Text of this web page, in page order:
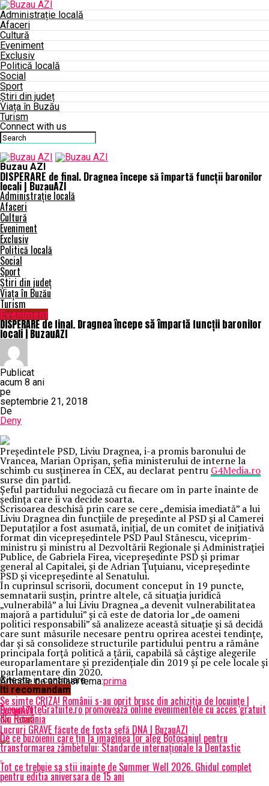
Administrație locală
Afaceri
Cultură
Eveniment
Exclusiv
Politică locală
Social
Sport
Știri din județ
Viața în Buzău
Turism
Connect with us
Buzau AZI
DISPERARE de final. Dragnea începe să împartă funcții baronilor
locali | BuzauAZI
Administrație locală
Afaceri
Cultură
Eveniment
Exclusiv
Politică locală
Social
Sport
Știri din județ
Viața în Buzău
Turism
Eveniment
DISPERARE de final. Dragnea începe să împartă funcții baronilor
locali | BuzauAZI
Publicat
acum 8 ani
pe
septembrie 21, 2018
De
Deny
Preşedintele PSD, Liviu Dragnea, i-a promis baronului de
Vrancea, Marian Oprişan, şefia ministerului de interne la
schimb cu susţinerea în CEX, au declarat pentru G4Media.ro
surse din partid.
Șeful partidului negociază cu fiecare om în parte înainte de
şedinţa care îi va decide soarta.
Scrisoarea deschisă prin care se cere „demisia imediată” a lui
Liviu Dragnea din funcţiile de preşedinte al PSD şi al Camerei
Deputaţilor a fost asumată, iniţial, de un comitet de iniţiativă
format din vicepreşedintele PSD Paul Stănescu, viceprim-
ministru şi ministru al Dezvoltării Regionale şi Administraţiei
Publice, de Gabriela Firea, vicepreşedinte PSD şi primar
general al Capitalei, şi de Adrian Ţuţuianu, vicepreşedinte
PSD şi vicepreşedinte al Senatului.
În cuprinsul scrisorii, document conceput în 19 puncte,
semnatarii susţin, printre altele, că situaţia juridică
„vulnerabilă” a lui Liviu Dragnea „a devenit vulnerabilitatea
majoră a partidului” şi că este de datoria lor „de oameni
politici responsabili” să analizeze această situaţie şi să decidă
care sunt măsurile necesare pentru oprirea acestei tendinţe,
dar şi să consolideze structurile partidului pentru a rămâne
principala forţă politică a ţării, capabilă să câştige alegerile
europarlamentare şi prezidenţiale din 2019 şi pe cele locale şi
parlamentare din 2020.
Articole pe aceiasi tema:prima
Urmatorul
Se simte CRIZA! Românii s-au oprit brusc din achiziția de locuințe |
BuzauAZI
Nu ratati
Lucruri GRAVE făcute de fosta șefă DNA | BuzauAZI
Citeste in continuare
Iti recomandam
EvenimenteGratuite.ro promovează online evenimentele cu acces gratuit
din România
De ce buzoienii care țin la imaginea lor aleg Botoșaniul pentru
transformarea zâmbetului: Standarde internaționale la Dentastic
Tot ce trebuie sa stii inainte de Summer Well 2026. Ghidul complet
pentru editia aniversara de 15 ani